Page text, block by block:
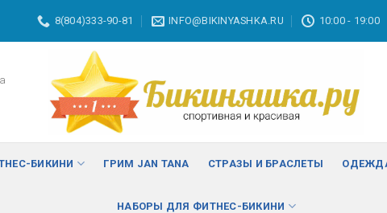
8(804)333-90-81 INFO@BIKINYASHKA.RU 10:00 - 19:00
БИКИНИ ГРИМ JAN TANA СТРАЗЫ И БРАСЛЕТЫ
НАБОРЫ ДЛЯ ФИТНЕС-БИКИНИ
изменить